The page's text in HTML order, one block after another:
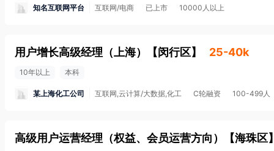
知名互联网平台 互联网/电商 已上市 10000人以上
用户增长高级经理（上海） 【闵行区】 25-40k
10年以上 本科
某上海化工公司 互联网,云计算/大数据,化工 C轮融资 100-499人
高级用户运营经理（权益、会员运营方向） 【海珠区